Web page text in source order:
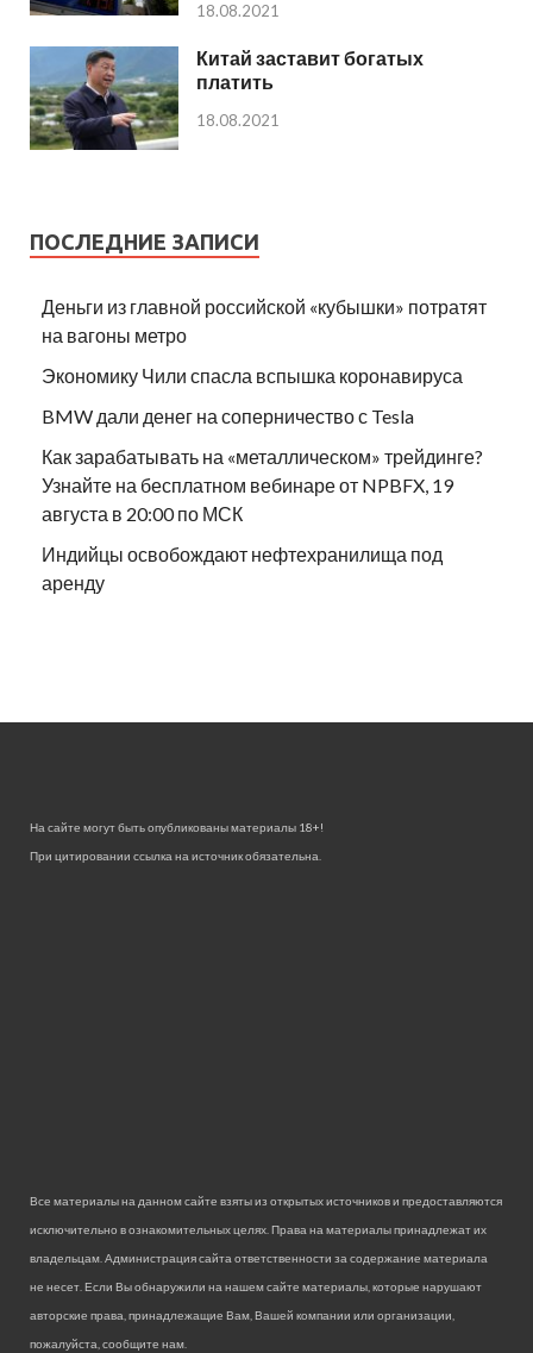
18.08.2021
Китай заставит богатых
платить
18.08.2021
ПОСЛЕДНИЕ ЗАПИСИ
Деньги из главной российской «кубышки» потратят
на вагоны метро
Экономику Чили спасла вспышка коронавируса
BMW дали денег на соперничество с Tesla
Как зарабатывать на «металлическом» трейдинге?
Узнайте на бесплатном вебинаре от NPBFX, 19
августа в 20:00 по МСК
Индийцы освобождают нефтехранилища под
аренду
На сайте могут быть опубликованы материалы 18+!
При цитировании ссылка на источник обязательна.
Все материалы на данном сайте взяты из открытых источников и предоставляются
исключительно в ознакомительных целях. Права на материалы принадлежат их
владельцам. Администрация сайта ответственности за содержание материала
не несет. Если Вы обнаружили на нашем сайте материалы, которые нарушают
авторские права, принадлежащие Вам, Вашей компании или организации,
пожалуйста, сообщите нам.